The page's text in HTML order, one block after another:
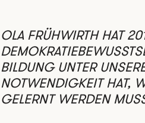
OLA FRÜHWIRTH HAT
BILDUNG UNTER
NOTWENDIGKEIT HAT,
GELERNT WERDEN